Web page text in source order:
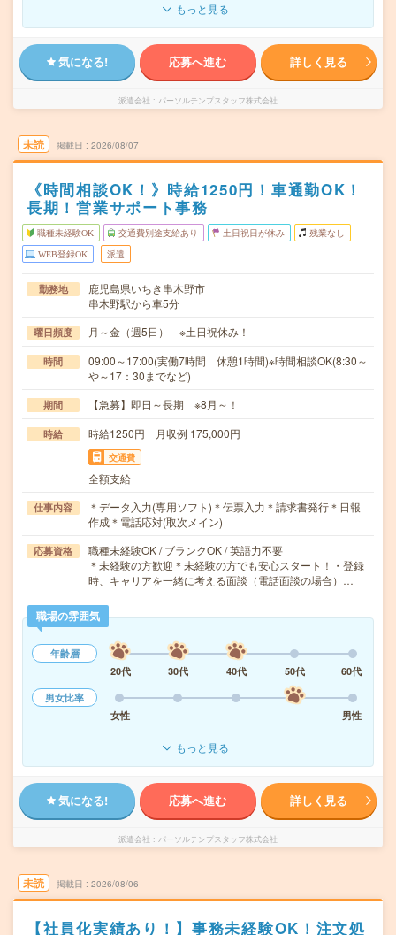
もっと見る
気になる! 応募へ進む 詳しく見る
派遣会社 パーソルテンプスタッフ株式会社
未読 掲載日 2026/08/07
《時間相談OK！》時給1250円！車通勤OK！
長期！営業サポート事務
職種未経験OK 交通費別途支給あり 土日祝日が休み 残業なし
WEB登録OK 派遣
勤務地
鹿児島県いちき串木野市
串木野駅から車5分
曜日頻度 月～金（週5日） ※土日祝休み！
時間
09:00～17:00(実働7時間 休憩1時間)※時間相談OK(8:30～
や～17：30までなど)
期間 【急募】即日～長期 ※8月～！
時給 時給1250円 月収例 175,000円
交通費
全額支給
仕事内容
＊データ入力(専用ソフト)＊伝票入力＊請求書発行＊日報
作成＊電話応対(取次メイン)
応募資格
職種未経験OK / ブランクOK / 英語力不要
＊未経験の方歓迎＊未経験の方でも安心スタート！・登録
時、キャリアを一緒に考える面談（電話面談の場合）…
職場の雰囲気
年齢層
20代
30代 40代 50代
60代
男女比率
女性
男性
もっと見る
気になる! 応募へ進む 詳しく見る
派遣会社 パーソルテンプスタッフ株式会社
未読 掲載日 2026/08/06
【社員化実績あり！】事務未経験OK！注文処